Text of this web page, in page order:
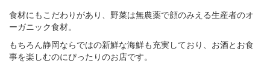
食材にもこだわりがあり、野菜は無農薬で顔のみえる生産者のオ
ーガニック食材。
もちろん静岡ならではの新鮮な海鮮も充実しており、お酒とお食
事を楽しむのにぴったりのお店です。